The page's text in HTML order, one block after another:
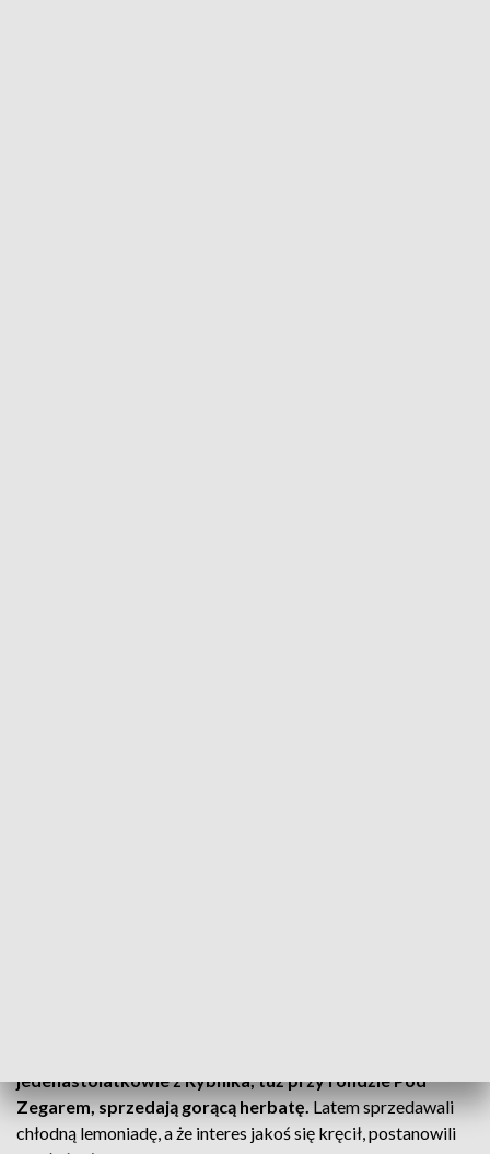
jedenastolatkowie z Rybnika, tuż przy rondzie Pod
Zegarem, sprzedają gorącą herbatę.Latem sprzedawali
chłodną lemoniadę, a że interes jakoś się kręcił, postanowili